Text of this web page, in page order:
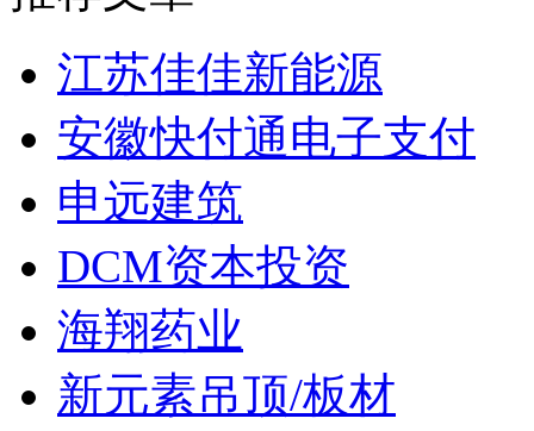
江苏佳佳新能源
安徽快付通电子支付
申远建筑
DCM资本投资
海翔药业
新元素吊顶/板材